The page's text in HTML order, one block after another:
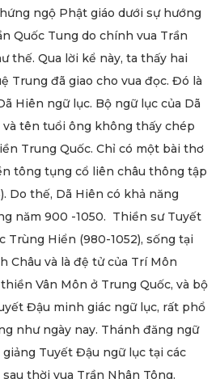
ngộ Phật giáo dưới sự hướng
Quốc Tung do chính vua Trần
thế. Qua lời kể này, ta thấy hai
Trung đã giao cho vua đọc. Đó là
Hiên ngữ lục. Bộ ngữ lục của Dã
và tên tuổi ông không thấy chép
Trung Quốc. Chỉ có một bài thơ
tông tụng cổ liên châu thông tập
Do thế, Dã Hiên có khả năng
năm 900 -1050. Thiền sư Tuyết
Trùng Hiển (980-1052), sống tại
Châu và là đệ tử của Trí Môn
Vân Môn ở Trung Quốc, và bộ
Đậu minh giác ngữ lục, rất phổ
như ngày nay. Thánh đăng ngữ
giảng Tuyết Đậu ngữ lục tại các
thời vua Trần Nhân Tông.